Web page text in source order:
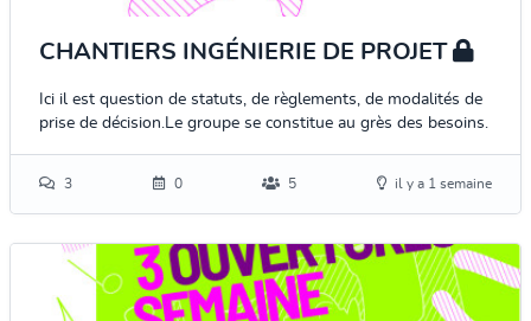
CHANTIERS INGÉNIERIE DE PROJET
Ici il est question de statuts, de règlements, de modalités de
prise de décision.Le groupe se constitue au grès des besoins.
3 0 5 il y a 1 semaine